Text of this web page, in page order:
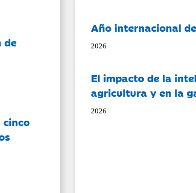
de
cinco
Año internacional
2026
El impacto de la
agricultura y en la
2026